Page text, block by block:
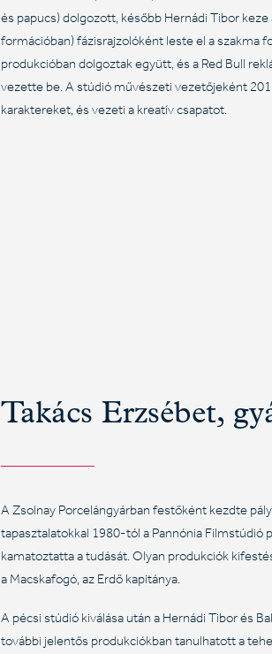
és papucs) dolgozott, később Hernádi Tibor
formációban) fázisrajzolóként leste el a szakma
produkcióban dolgoztak együtt, és a Red Bull
vezette be. A stúdió művészeti vezetőjeként
karaktereket, és vezeti a kreatív csapatot.
Takács Erzsébet,
A Zsolnay Porcelángyárban festőként kezdte
tapasztalatokkal 1980-tól a Pannónia
kamatoztatta a tudását. Olyan produkciók
a Macskafogó, az Erdő kapitánya.
A pécsi stúdió kiválása után a Hernádi Tibor és
további jelentős produkciókban tanulhatott a